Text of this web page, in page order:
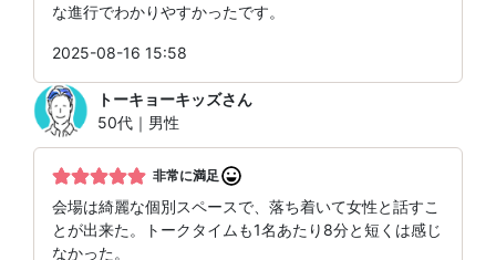
な進行でわかりやすかったです。
2025-08-16 15:58
トーキョーキッズさん
50代｜男性
非常に満足
会場は綺麗な個別スペースで、落ち着いて女性と話すこ
とが出来た。トークタイムも1名あたり8分と短くは感じ
なかった。